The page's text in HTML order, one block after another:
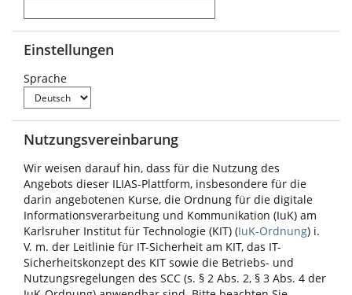
Einstellungen
Sprache
Nutzungsvereinbarung
Wir weisen darauf hin, dass für die Nutzung des
Angebots dieser ILIAS-Plattform, insbesondere für die
darin angebotenen Kurse, die Ordnung für die digitale
Informationsverarbeitung und Kommunikation (IuK) am
Karlsruher Institut für Technologie (KIT) (IuK-Ordnung) i.
V. m. der Leitlinie für IT-Sicherheit am KIT, das IT-
Sicherheitskonzept des KIT sowie die Betriebs- und
Nutzungsregelungen des SCC (s. § 2 Abs. 2, § 3 Abs. 4 der